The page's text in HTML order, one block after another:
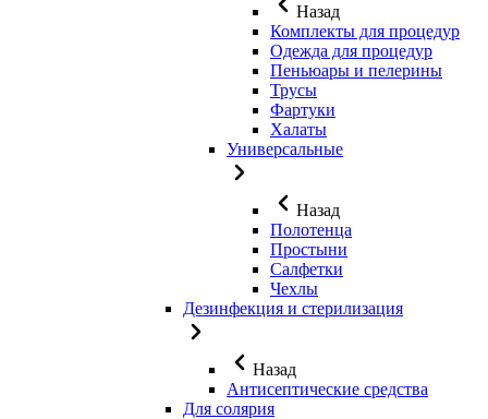
Назад
Комплекты для процедур
Одежда для процедур
Пеньюары и пелерины
Трусы
Фартуки
Халаты
Универсальные
Назад
Полотенца
Простыни
Салфетки
Чехлы
Дезинфекция и стерилизация
Назад
Антисептические средства
Для солярия